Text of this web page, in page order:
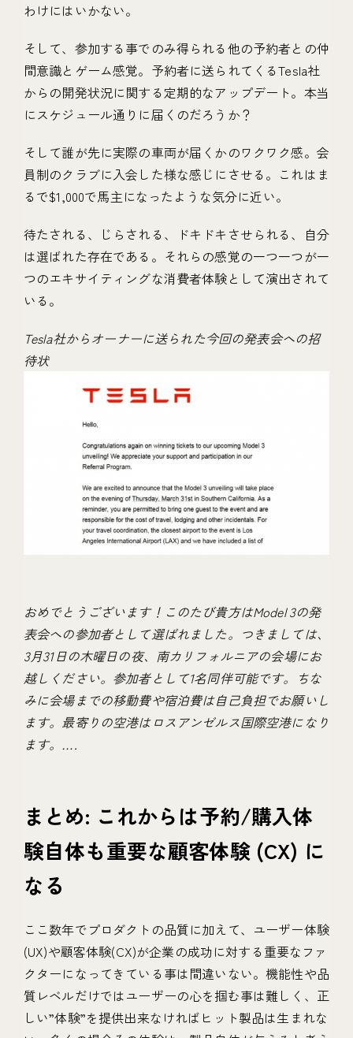
わけにはいかない。
そして、参加する事でのみ得られる他の予約者との仲
間意識とゲーム感覚。予約者に送られてくるTesla社
からの開発状況に関する定期的なアップデート。本当
にスケジュール通りに届くのだろうか？
そして誰が先に実際の車両が届くかのワクワク感。会
員制のクラブに入会した様な感じにさせる。これはま
るで$1,000で馬主になったような気分に近い。
待たされる、じらされる、ドキドキさせられる、自分
は選ばれた存在である。それらの感覚の一つ一つが一
つのエキサイティングな消費者体験として演出されて
いる。
Tesla社からオーナーに送られた今回の発表会への招
待状
おめでとうございます！このたび貴方はModel 3の発
表会への参加者として選ばれました。つきましては、
3月31日の木曜日の夜、南カリフォルニアの会場にお
越しください。参加者として1名同伴可能です。ちな
みに会場までの移動費や宿泊費は自己負担でお願いし
ます。最寄りの空港はロスアンゼルス国際空港になり
ます。….
まとめ: これからは予約/購入体
験自体も重要な顧客体験 (CX) に
なる
ここ数年でプロダクトの品質に加えて、ユーザー体験
(UX)や顧客体験(CX)が企業の成功に対する重要なファ
クターになってきている事は間違いない。機能性や品
質レベルだけではユーザーの心を掴む事は難しく、正
しい”体験”を提供出来なければヒット製品は生まれな